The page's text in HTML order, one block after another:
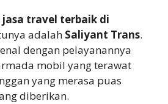
jasa travel terbaik di
adalah Saliyant Trans.
dengan pelayanannya
mobil yang terawat
yang merasa puas
diberikan.